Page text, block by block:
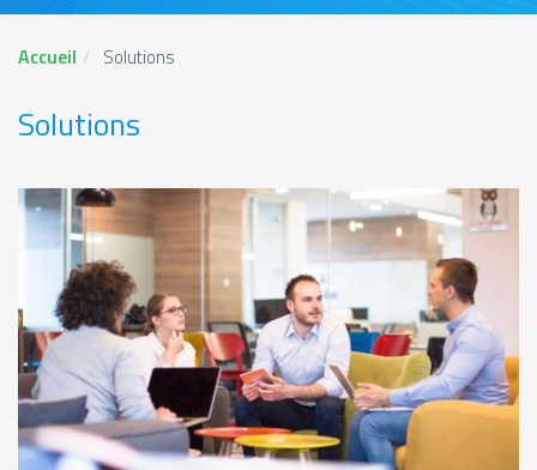
Accueil Solutions
Solutions